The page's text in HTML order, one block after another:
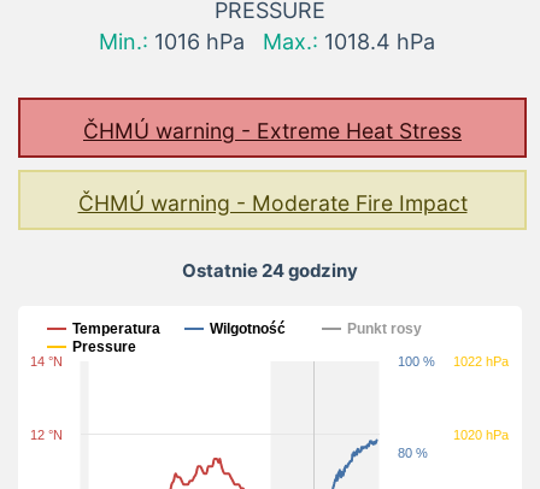
PRESSURE
Min.: 1016 hPa Max.: 1018.4 hPa
ČHMÚ warning - Extreme Heat Stress
ČHMÚ warning - Moderate Fire Impact
Ostatnie 24 godziny
Ostatnie 24 godziny
Temperatura Wilgotność
Punkt rosy
Pressure
12 °N
14 °N
80 %
100 %
1020 hPa
1022 hPa